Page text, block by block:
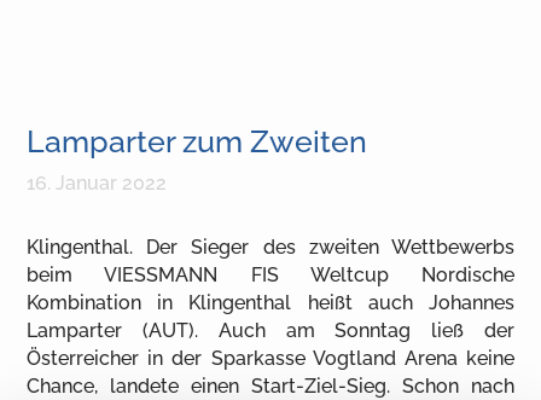
Lamparter zum Zweiten
16. Januar 2022
Klingenthal. Der Sieger des zweiten Wettbewerbs
beim VIESSMANN FIS Weltcup Nordische
Kombination in Klingenthal heißt auch Johannes
Lamparter (AUT). Auch am Sonntag ließ der
Österreicher in der Sparkasse Vogtland Arena keine
Chance, landete einen Start-Ziel-Sieg. Schon nach